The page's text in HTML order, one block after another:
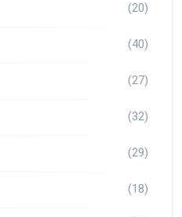
(20)
(40)
(27)
(32)
(29)
(18)